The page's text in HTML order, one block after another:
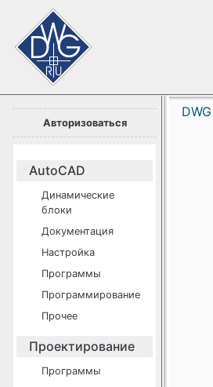
Авторизоваться
AutoCAD
Динамические
блоки
Документация
Настройка
Программы
Программирование
Прочее
Проектирование
Программы
DWG